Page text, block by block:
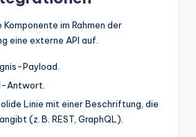
im Rahmen der
eine externe API auf.
Payload.
Antwort.
Linie mit einer Beschriftung, die
(z. B. REST, GraphQL).